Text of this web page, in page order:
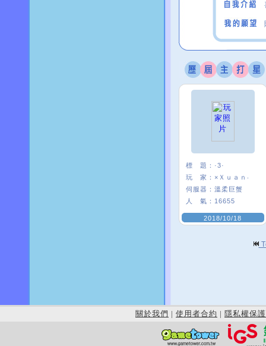
標 題： ·3·
玩 家： ×Ｘｕａｎ‧
伺服器： 溫柔巨蟹
人 氣： 16655
2018/10/18
關於我們 | 使用者合約 | 隱私權保護